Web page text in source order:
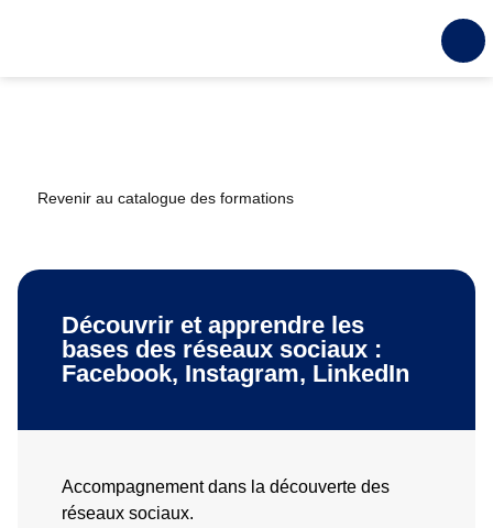
Revenir au catalogue des formations
Découvrir et apprendre les
bases des réseaux sociaux :
Facebook, Instagram, LinkedIn
Accompagnement dans la découverte des
réseaux sociaux.